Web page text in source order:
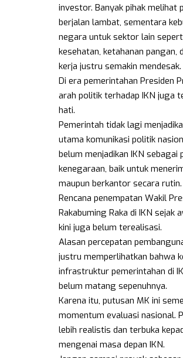
investor. Banyak pihak melihat
berjalan lambat, sementara
negara untuk sektor lain
kesehatan, ketahanan pangan,
kerja justru semakin mendesak.
Di era pemerintahan Presiden
arah politik terhadap IKN juga
hati.
Pemerintah tidak lagi
utama komunikasi politik
belum menjadikan IKN sebagai
kenegaraan, baik untuk
maupun berkantor secara rutin.
Rencana penempatan Wakil
Rakabuming Raka di IKN sejak
kini juga belum terealisasi.
Alasan percepatan
justru memperlihatkan bahwa
infrastruktur pemerintahan di
belum matang sepenuhnya.
Karena itu, putusan MK ini
momentum evaluasi nasional.
lebih realistis dan terbuka
mengenai masa depan IKN.